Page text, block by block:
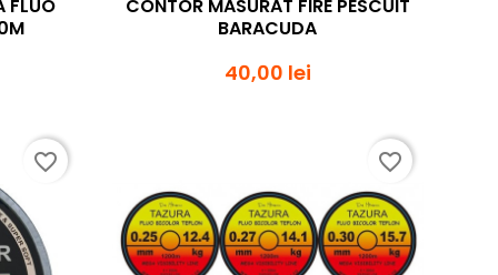
FLUO
CONTOR MASURAT FIRE PESCUIT
BARACUDA
40,00 lei
favorite_border favorite_border